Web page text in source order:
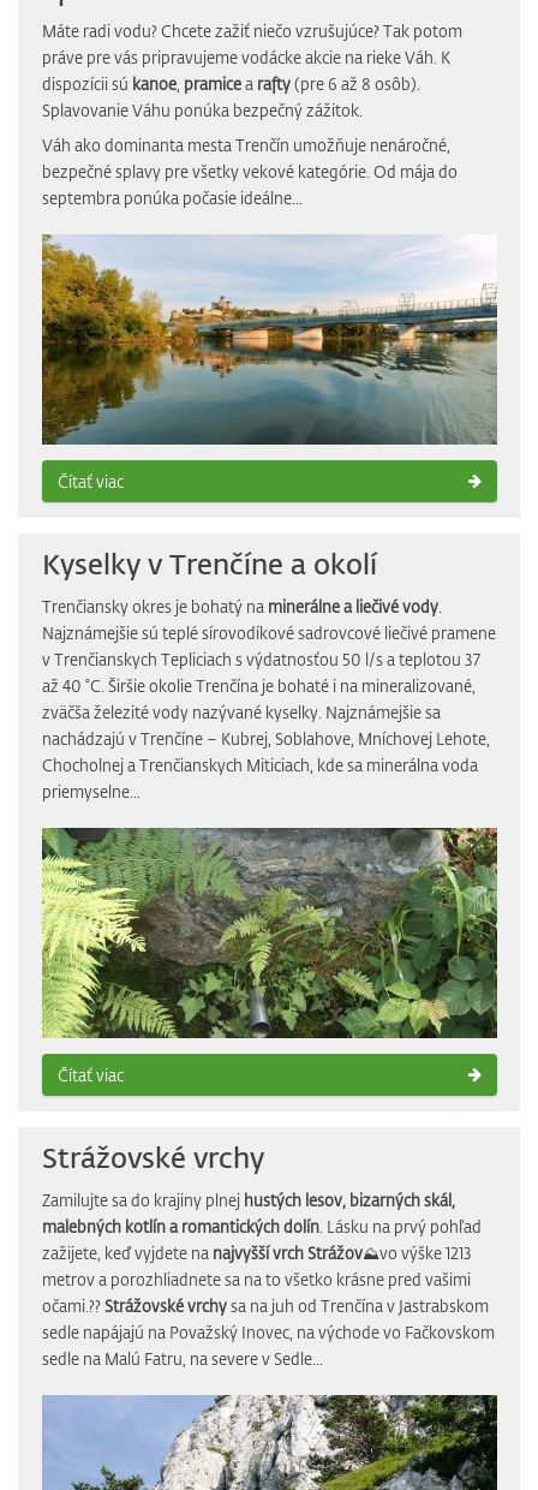
Máte radi vodu? Chcete zažiť niečo vzrušujúce? Tak potom
práve pre vás pripravujeme vodácke akcie na rieke Váh. K
dispozícii sú kanoe, pramicea rafty(pre 6 až 8 osôb).
Splavovanie Váhu ponúka bezpečný zážitok.
Váh ako dominanta mesta Trenčín umožňuje nenáročné,
bezpečné splavy pre všetky vekové kategórie. Od mája do
septembra ponúka počasie ideálne...
Čítať viac
Kyselky v Trenčíne a okolí
Trenčiansky okres je bohatý na minerálne a liečivé vody.
Najznámejšie sú teplé sírovodíkové sadrovcové liečivé pramene
v Trenčianskych Tepliciach s výdatnosťou 50 l/s a teplotou 37
až 40 ˚C. Širšie okolie Trenčína je bohaté i na mineralizované,
zväčša železité vody nazývané kyselky. Najznámejšie sa
nachádzajú v Trenčíne – Kubrej, Soblahove, Mníchovej Lehote,
Chocholnej a Trenčianskych Miticiach, kde sa minerálna voda
priemyselne...
Čítať viac
Strážovské vrchy
Zamilujte sa do krajiny plnej hustých lesov, bizarných skál,
malebných kotlín a romantických dolín. Lásku na prvý pohľad
zažijete, keď vyjdete na najvyšší vrch Strážov⛰️vo výške 1213
metrov a porozhliadnete sa na to všetko krásne pred vašimi
očami.??Strážovské vrchysa na juh od Trenčína v Jastrabskom
sedle napájajú na Považský Inovec, na východe vo Fačkovskom
sedle na Malú Fatru, na severe v Sedle...